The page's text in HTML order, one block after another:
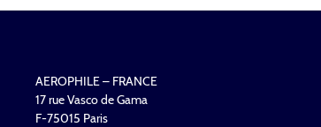
AEROPHILE – FRANCE
17 rue Vasco de Gama
F-75015 Paris